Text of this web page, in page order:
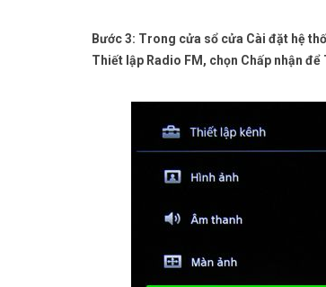
Bước 3: Trong cửa sổ cửa Cài đặt hệ
Thiết lập Radio FM, chọn Chấp nhận